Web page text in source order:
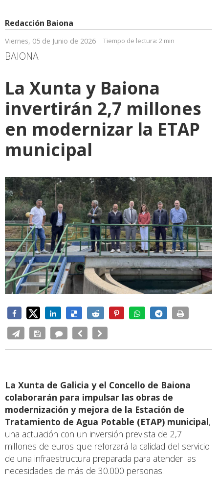
Redacción Baiona
Viernes, 05 de Junio de 2026 Tiempo de lectura: 2 min
BAIONA
La Xunta y Baiona
invertirán 2,7 millones
en modernizar la ETAP
municipal
La Xunta de Galicia y el Concello de Baiona
colaborarán para impulsar las obras de
modernización y mejora de la Estación de
Tratamiento de Agua Potable (ETAP) municipal,
una actuación con un inversión prevista de 2,7
millones de euros que reforzará la calidad del servicio
de una infraestructura preparada para atender las
necesidades de más de 30.000 personas.